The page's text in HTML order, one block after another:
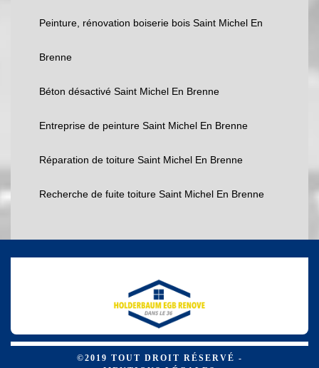
Peinture, rénovation boiserie bois Saint Michel En
Brenne
Béton désactivé Saint Michel En Brenne
Entreprise de peinture Saint Michel En Brenne
Réparation de toiture Saint Michel En Brenne
Recherche de fuite toiture Saint Michel En Brenne
©2019 TOUT DROIT RÉSERVÉ -